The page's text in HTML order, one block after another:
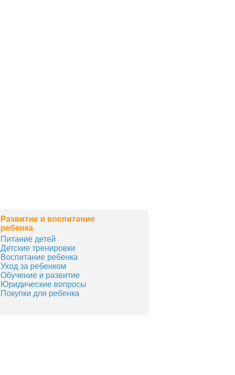
Развитие и воспитание
ребенка
Питание детей
Детские тренировки
Воспитание ребенка
Уход за ребенком
Обучение и развитие
Юридические вопросы
Покупки для ребенка